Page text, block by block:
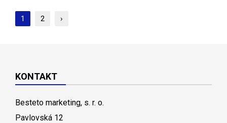
1 2 ›
KONTAKT
Besteto marketing, s. r. o.
Pavlovská 12